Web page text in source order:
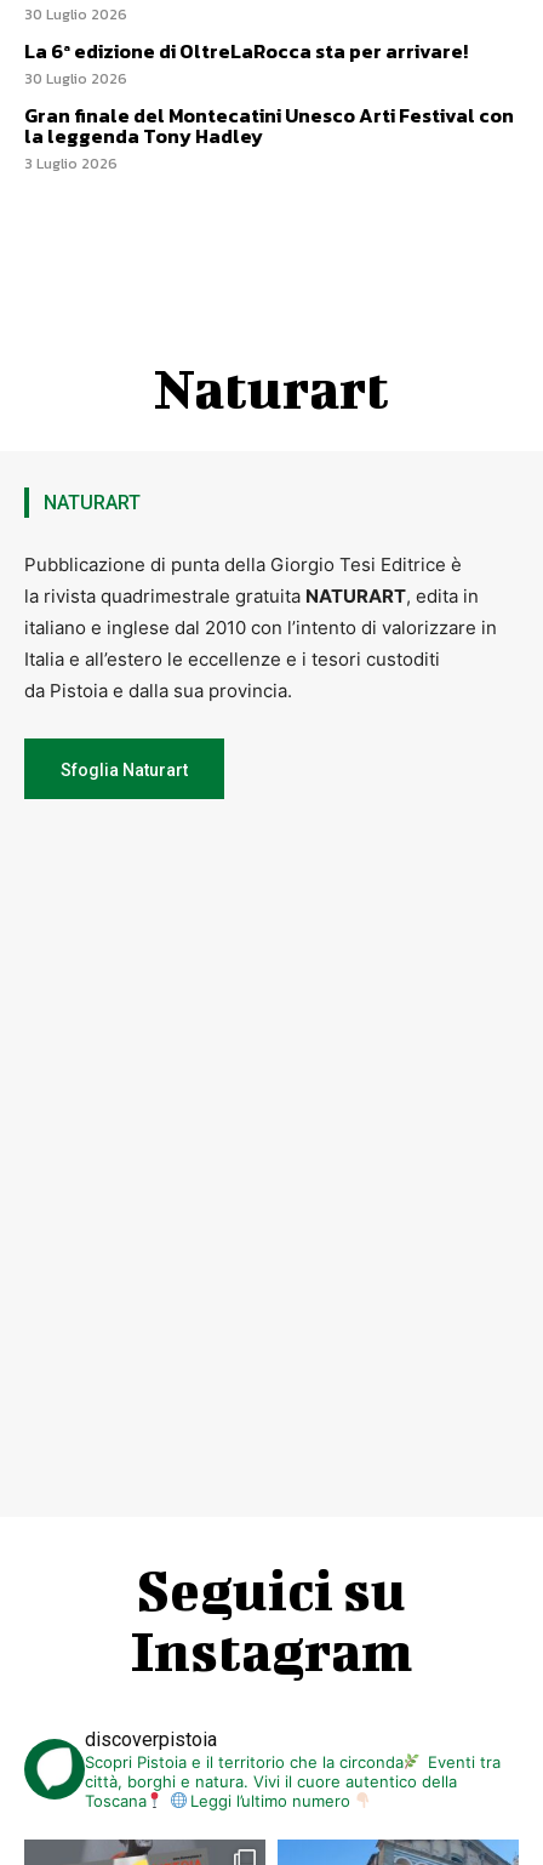
30 Luglio 2026
La 6ª edizione di OltreLaRocca sta per arrivare!
30 Luglio 2026
Gran finale del Montecatini Unesco Arti Festival con
la leggenda Tony Hadley
3 Luglio 2026
Naturart
NATURART
Pubblicazione di punta della Giorgio Tesi Editrice è
la rivista quadrimestrale gratuita NATURART, edita in
italiano e inglese dal 2010 con l’intento di valorizzare in
Italia e all’estero le eccellenze e i tesori custoditi
da Pistoia e dalla sua provincia.
Sfoglia Naturart
Seguici su
Instagram
discoverpistoia
Scopri Pistoia e il territorio che la circonda
Eventi tra
città, borghi e natura. Vivi il cuore autentico della
Toscana
Leggi l’ultimo numero